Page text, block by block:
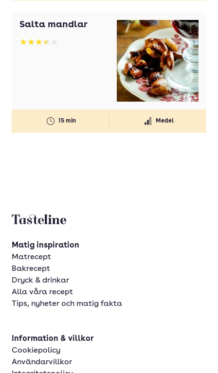
Salta mandlar
Betyg: 3.5 av 5
15 min Medel
Tasteline startsida
Matig inspiration
Matrecept
Bakrecept
Dryck & drinkar
Alla våra recept
Tips, nyheter och matig fakta
Information & villkor
Cookiepolicy
Användarvillkor